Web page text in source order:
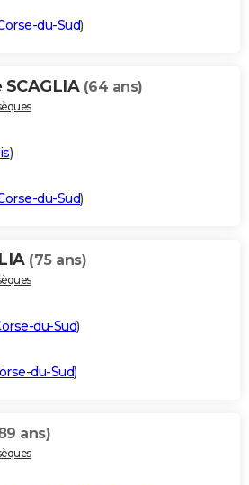
du-Sud)
(64 ans)
)
du-Sud)
(75 ans)
du-Sud)
du-Sud)
ans)